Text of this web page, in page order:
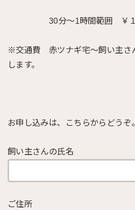
30分～1時間範囲 ￥１，
※交通費 赤ツナギ宅～飼い主さ
します。
お申し込みは、こちらからどうぞ。
飼い主さんの氏名
ご住所